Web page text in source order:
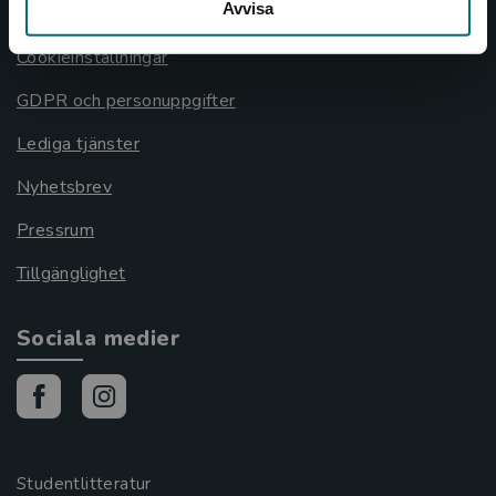
Avvisa
Cookieinställningar
GDPR och personuppgifter
Lediga tjänster
Nyhetsbrev
Pressrum
Tillgänglighet
Sociala medier
Studentlitteratur